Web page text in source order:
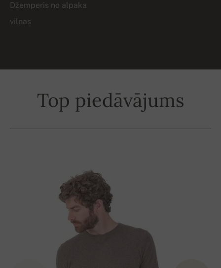
Džemperis no alpaka
vilnas
Top piedāvājums